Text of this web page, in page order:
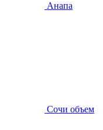
Анапа
Сочи объем